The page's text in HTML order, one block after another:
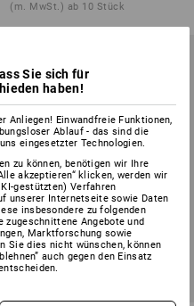
(m. MwSt.) ab 10 Stück
Sie sich für
haben!
Anliegen! Einwandfreie Funktionen,
Ablauf - das sind die
eingesetzter Technologien.
zu können, benötigen wir Ihre
akzeptieren“ klicken, werden wir
gestützten) Verfahren
unserer Internetseite sowie Daten
insbesondere zu folgenden
zugeschnittene Angebote und
Marktforschung sowie
Sie dies nicht wünschen, können
auch gegen den Einsatz